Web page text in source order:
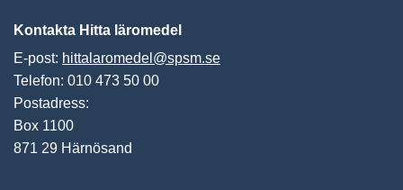
Kontakta Hitta läromedel
E-post: hittalaromedel@spsm.se
Telefon: 010 473 50 00
Postadress:
Box 1100
871 29 Härnösand